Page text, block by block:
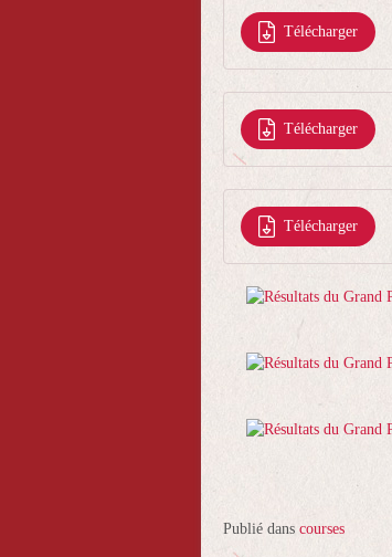
Télécharger
Télécharger
Télécharger
Publié dans courses